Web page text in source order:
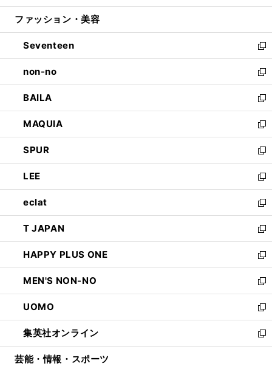
開
ウ
開
く
ン
ウ
で
開
く
ウ
ン
ド
ウ
で
開
く
ファッション・美容
Seventeen
新
し
い
ウ
ィ
ン
ド
ウ
で
開
く
non-no
新
し
い
ウ
ィ
ン
ド
ウ
で
開
く
BAILA
新
し
い
ウ
ィ
ン
ド
ウ
で
開
く
MAQUIA
新
し
い
ウ
ィ
ン
ド
ウ
で
開
く
SPUR
新
し
い
ウ
ィ
ン
ド
ウ
で
開
く
LEE
新
し
い
ウ
ィ
ン
ド
ウ
で
開
く
eclat
新
し
い
ウ
ィ
ン
ド
ウ
で
開
く
T JAPAN
新
し
い
ウ
ィ
ン
ド
ウ
で
開
HAPPY PLUS ONE
新
し
い
ウ
ィ
ン
ド
ウ
MEN'S NON-NO
新
し
い
ウ
ィ
ン
UOMO
新
し
い
ウ
集英社オンライン
新
し
芸能・情報・スポーツ